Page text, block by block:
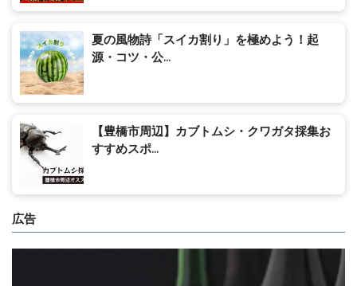
夏の風物詩「スイカ割り」を極めよう！起
源・コツ・公...
【豊橋市周辺】カブトムシ・クワガタ採集お
すすめスポ...
広告